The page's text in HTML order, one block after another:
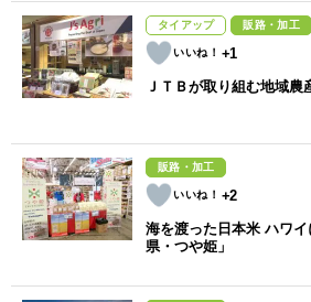
タイアップ 販路・加工
+1
ＪＴＢが取り組む地域農
販路・加工
+2
海を渡った日本米 ハワ
県・つや姫」